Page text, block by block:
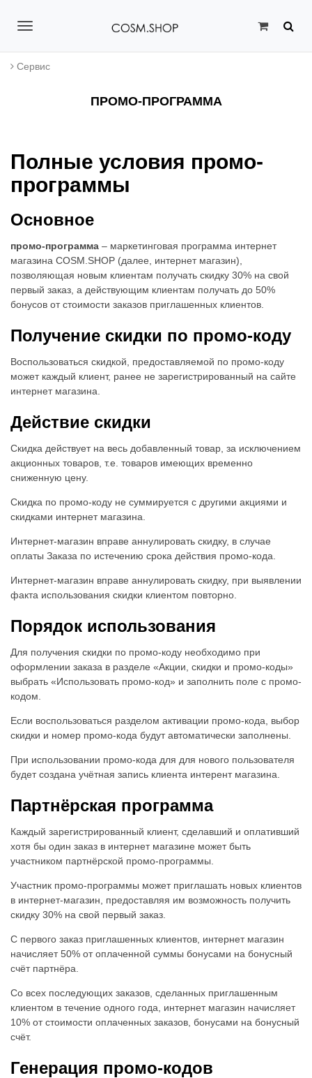
T
o
n
v
i
g
a
o
n
Сервис
ПРОМО-ПРОГРАММА
Полные условия промо-
программы
Основное
промо-программа – маркетинговая программа интернет
магазина COSM.SHOP (далее, интернет магазин),
позволяющая новым клиентам получать скидку 30% на свой
первый заказ, а действующим клиентам получать до 50%
бонусов от стоимости заказов приглашенных клиентов.
Получение скидки по промо-коду
Воспользоваться скидкой, предоставляемой по промо-коду
может каждый клиент, ранее не зарегистрированный на сайте
интернет магазина.
Действие скидки
Скидка действует на весь добавленный товар, за исключением
акционных товаров, т.е. товаров имеющих временно
сниженную цену.
Скидка по промо-коду не суммируется с другими акциями и
скидками интернет магазина.
Интернет-магазин вправе аннулировать скидку, в случае
оплаты Заказа по истечению срока действия промо-кода.
Интернет-магазин вправе аннулировать скидку, при выявлении
факта использования скидки клиентом повторно.
Порядок использования
Для получения скидки по промо-коду необходимо при
оформлении заказа в разделе «Акции, скидки и промо-коды»
выбрать «Использовать промо-код» и заполнить поле с промо-
кодом.
Если воспользоваться разделом активации промо-кода, выбор
скидки и номер промо-кода будут автоматически заполнены.
При использовании промо-кода для для нового пользователя
будет создана учётная запись клиента интерент магазина.
Партнёрская программа
Каждый зарегистрированный клиент, сделавший и оплативший
хотя бы один заказ в интернет магазине может быть
участником партнёрской промо-программы.
Участник промо-программы может приглашать новых клиентов
в интернет-магазин, предоставляя им возможность получить
скидку 30% на свой первый заказ.
С первого заказ приглашенных клиентов, интернет магазин
начисляет 50% от оплаченной суммы бонусами на бонусный
счёт партнёра.
Со всех последующих заказов, сделанных приглашенным
клиентом в течение одного года, интернет магазин начисляет
10% от стоимости оплаченных заказов, бонусами на бонусный
счёт.
Генерация промо-кодов